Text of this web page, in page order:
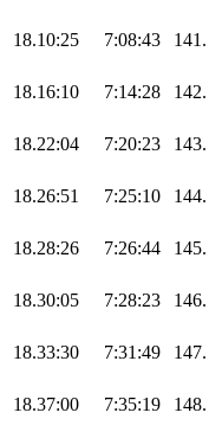
18.10:25 7:08:43 141.
18.16:10 7:14:28 142.
18.22:04 7:20:23 143.
18.26:51 7:25:10 144.
18.28:26 7:26:44 145.
18.30:05 7:28:23 146.
18.33:30 7:31:49 147.
18.37:00 7:35:19 148.